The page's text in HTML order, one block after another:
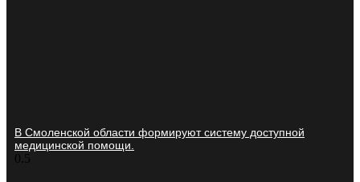
В Смоленской области формируют систему доступной
медицинской помощи.